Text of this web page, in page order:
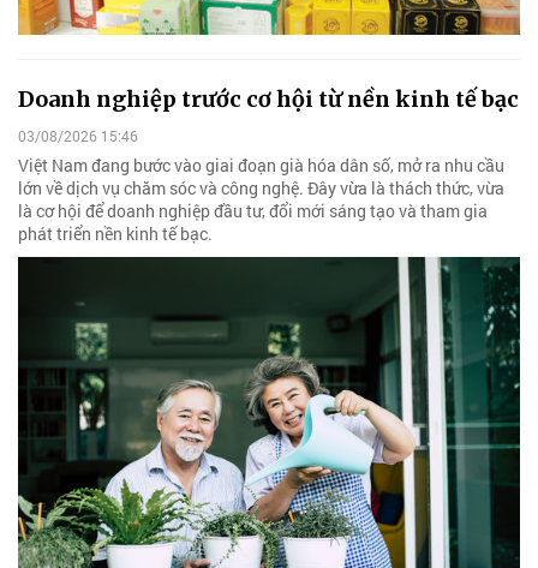
Doanh nghiệp trước cơ hội từ nền kinh tế bạc
03/08/2026 15:46
Việt Nam đang bước vào giai đoạn già hóa dân số, mở ra nhu cầu
lớn về dịch vụ chăm sóc và công nghệ. Đây vừa là thách thức, vừa
là cơ hội để doanh nghiệp đầu tư, đổi mới sáng tạo và tham gia
phát triển nền kinh tế bạc.